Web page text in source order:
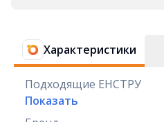
Характеристики
Подходящие ЕНСТРУ
Показать